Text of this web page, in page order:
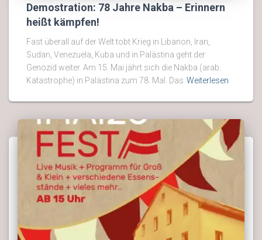
Demostration: 78 Jahre Nakba – Erinnern
heißt kämpfen!
Fast überall auf der Welt tobt Krieg in Libanon, Iran,
Sudan, Venezuela, Kuba und in Palästina geht der
Genozid weiter. Am 15. Mai jährt sich die Nakba (arab.
Katastrophe) in Palästina zum 78. Mal. Das Weiterlesen